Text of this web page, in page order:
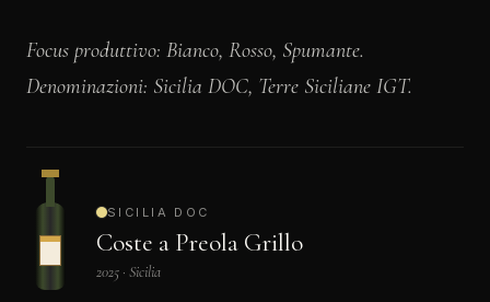
Focus produttivo: Bianco, Rosso, Spumante.
Denominazioni: Sicilia DOC, Terre Siciliane IGT.
SICILIA DOC
Coste a Preola Grillo
2025 · Sicilia